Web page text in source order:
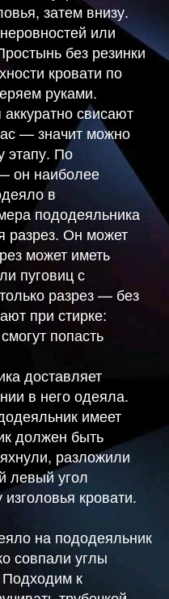
затем внизу.
или
без резинки
кровати по
руками.
свисают
— значит можно
этапу. По
он наиболее
в
пододеяльника
разрез. Он может
может иметь
пуговиц с
разрез — без
при стирке:
попасть
доставляет
в него одеяла.
имеет
должен быть
разложили
левый угол
кровати.
на пододеяльник
совпали углы
к